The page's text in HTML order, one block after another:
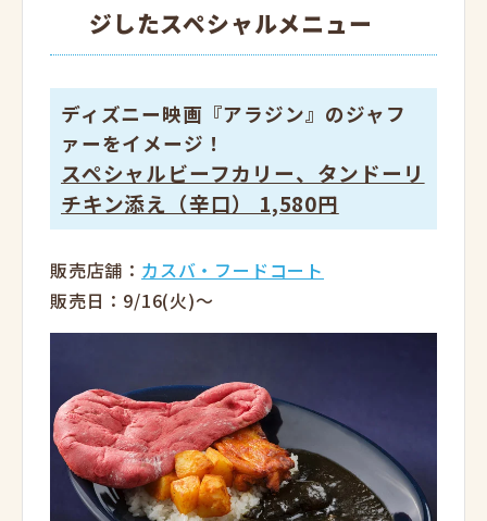
ジしたスペシャルメニュー
ディズニー映画『アラジン』のジャフ
ァーをイメージ！
スペシャルビーフカリー、タンドーリ
チキン添え（辛口） 1,580円
販売店舗： カスバ・フードコート
販売日：9/16(火)～